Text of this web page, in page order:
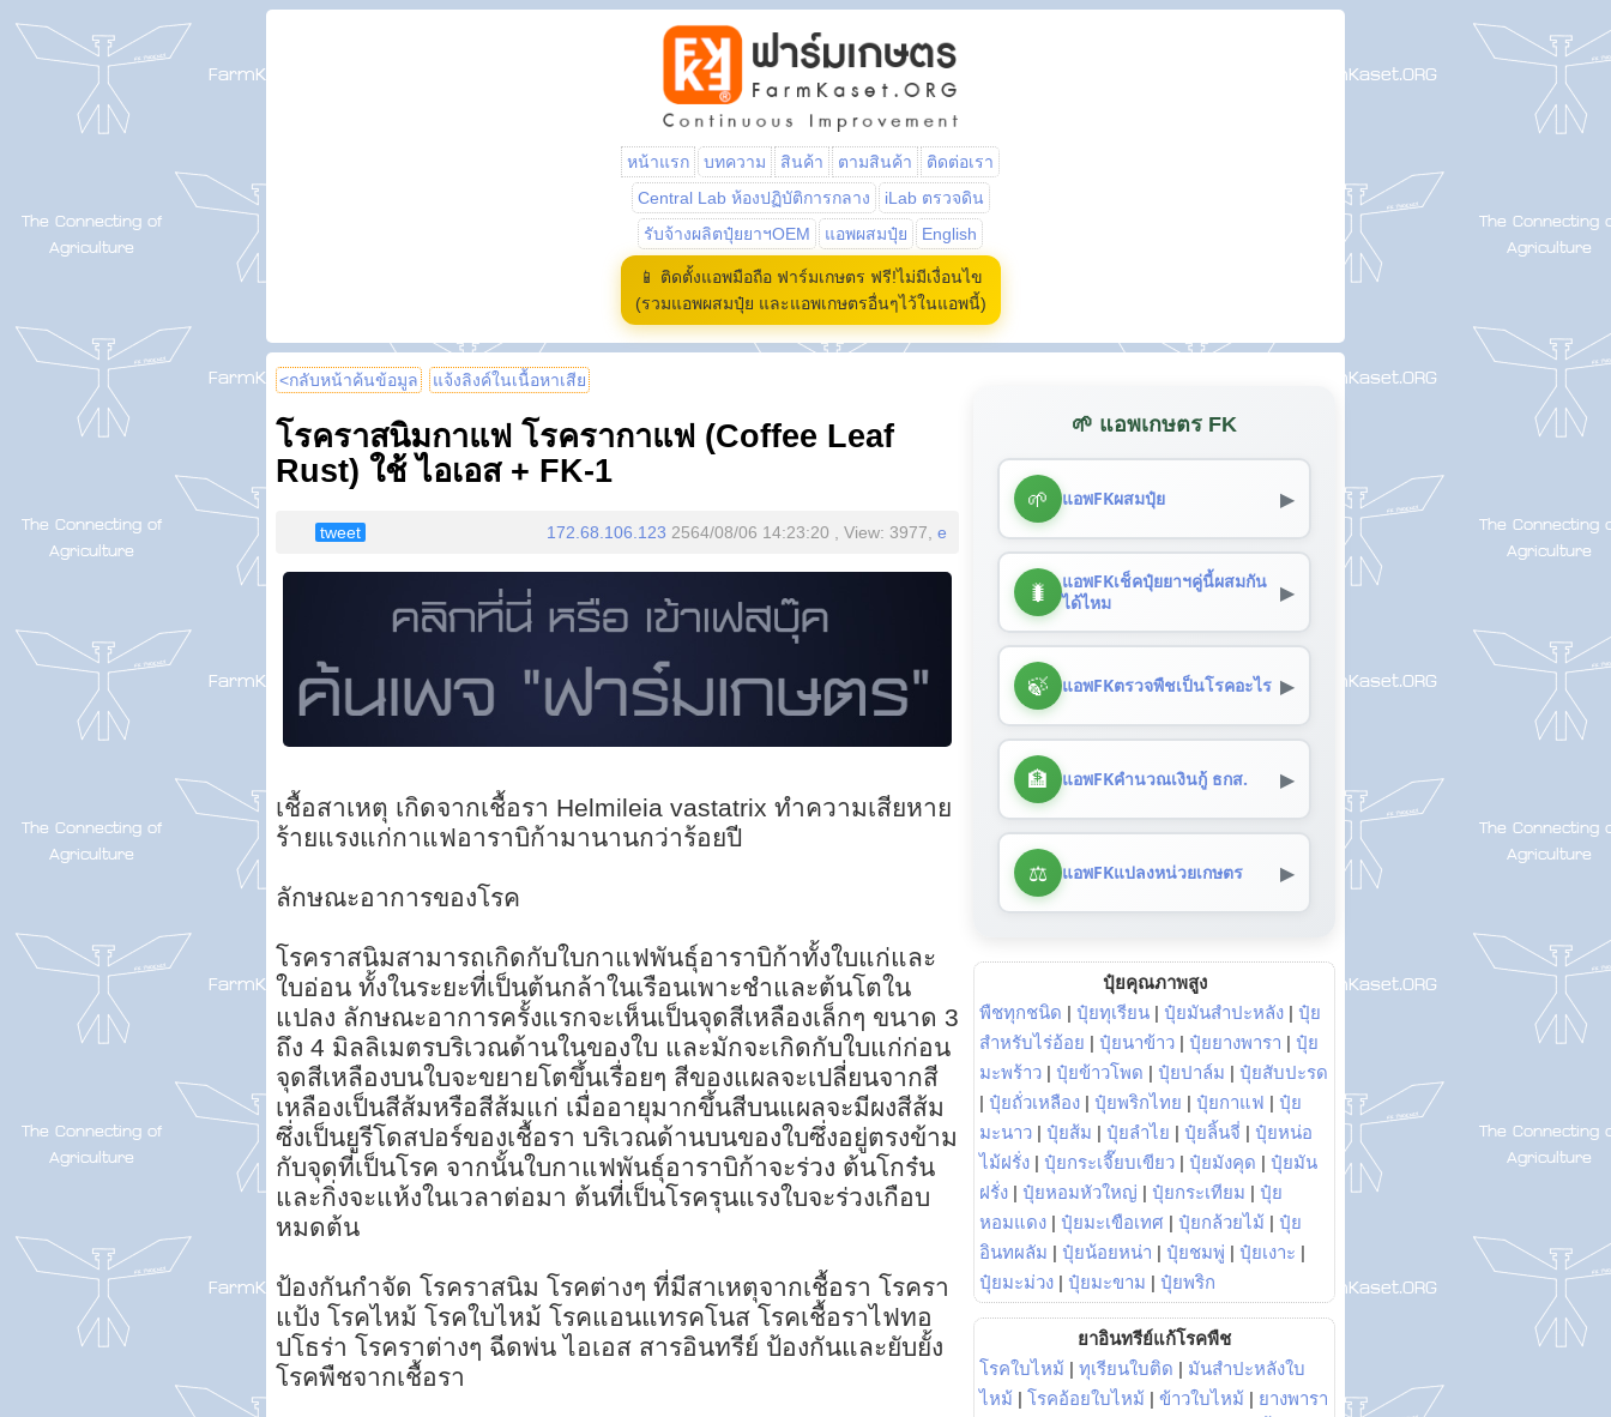
หน้าแรก บทความ สินค้า ตามสินค้า
ติดต่อเรา
Central Lab ห้องปฏิบัติการกลาง
iLab ตรวจดิน
รับจ้างผลิตปุ๋ยยาฯOEM
แอพผสมปุ๋ย English
📱 ติดตั้งแอพมือถือ ฟาร์มเกษตร ฟรี!ไม่มีเงื่อนไข
(รวมแอพผสมปุ๋ย และแอพเกษตรอื่นๆไว้ในแอพนี้)
<กลับหน้าค้นข้อมูล แจ้งลิงค์ในเนื้อหาเสีย
โรคราสนิมกาแฟ โรครากาแฟ (Coffee Leaf
Rust) ใช้ ไอเอส + FK-1
tweet 172.68.106.123 2564/08/06 14:23:20 , View: 3977, e
เชื้อสาเหตุ เกิดจากเชื้อรา Helmileia vastatrix ทำความเสียหาย
ร้ายแรงแก่กาแฟอาราบิก้ามานานกว่าร้อยปี
ลักษณะอาการของโรค
โรคราสนิมสามารถเกิดกับใบกาแฟพันธุ์อาราบิก้าทั้งใบแก่และ
ใบอ่อน ทั้งในระยะที่เป็นต้นกล้าในเรือนเพาะชำและต้นโตใน
แปลง ลักษณะอาการครั้งแรกจะเห็นเป็นจุดสีเหลืองเล็กๆ ขนาด 3
ถึง 4 มิลลิเมตรบริเวณด้านในของใบ และมักจะเกิดกับใบแก่ก่อน
จุดสีเหลืองบนใบจะขยายโตขึ้นเรื่อยๆ สีของแผลจะเปลี่ยนจากสี
เหลืองเป็นสีส้มหรือสีส้มแก่ เมื่ออายุมากขึ้นสีบนแผลจะมีผงสีส้ม
ซึ่งเป็นยูรีโดสปอร์ของเชื้อรา บริเวณด้านบนของใบซึ่งอยู่ตรงข้าม
กับจุดที่เป็นโรค จากนั้นใบกาแฟพันธุ์อาราบิก้าจะร่วง ต้นโกร๋น
และกิ่งจะแห้งในเวลาต่อมา ต้นที่เป็นโรครุนแรงใบจะร่วงเกือบ
หมดต้น
ป้องกันกำจัด โรคราสนิม โรคต่างๆ ที่มีสาเหตุจากเชื้อรา โรครา
แป้ง โรคไหม้ โรคใบไหม้ โรคแอนแทรคโนส โรคเชื้อราไฟทอ
ปโธร่า โรคราต่างๆ ฉีดพ่น ไอเอส สารอินทรีย์ ป้องกันและยับยั้ง
โรคพืชจากเชื้อรา
🌱 แอพเกษตร FK
🌱 แอพFKผสมปุ๋ย ▶
🐛
แอพFKเช็คปุ๋ยยาฯคู่นี้ผสมกัน
ได้ไหม
▶
🍃 แอพFKตรวจพืชเป็นโรคอะไร ▶
🏦 แอพFKคำนวณเงินกู้ ธกส. ▶
⚖️ แอพFKแปลงหน่วยเกษตร ▶
ปุ๋ยคุณภาพสูง
พืชทุกชนิด | ปุ๋ยทุเรียน | ปุ๋ยมันสำปะหลัง | ปุ๋ย
สำหรับไร่อ้อย | ปุ๋ยนาข้าว | ปุ๋ยยางพารา | ปุ๋ย
มะพร้าว | ปุ๋ยข้าวโพด | ปุ๋ยปาล์ม | ปุ๋ยสับปะรด
| ปุ๋ยถั่วเหลือง | ปุ๋ยพริกไทย | ปุ๋ยกาแฟ | ปุ๋ย
มะนาว | ปุ๋ยส้ม | ปุ๋ยลำไย | ปุ๋ยลิ้นจี่ | ปุ๋ยหน่อ
ไม้ฝรั่ง | ปุ๋ยกระเจี๊ยบเขียว | ปุ๋ยมังคุด | ปุ๋ยมัน
ฝรั่ง | ปุ๋ยหอมหัวใหญ่ | ปุ๋ยกระเทียม | ปุ๋ย
หอมแดง | ปุ๋ยมะเขือเทศ | ปุ๋ยกล้วยไม้ | ปุ๋ย
อินทผลัม | ปุ๋ยน้อยหน่า | ปุ๋ยชมพู่ | ปุ๋ยเงาะ |
ปุ๋ยมะม่วง | ปุ๋ยมะขาม | ปุ๋ยพริก
ยาอินทรีย์แก้โรคพืช
โรคใบไหม้ | ทุเรียนใบติด | มันสำปะหลังใบ
ไหม้ | โรคอ้อยใบไหม้ | ข้าวใบไหม้ | ยางพารา